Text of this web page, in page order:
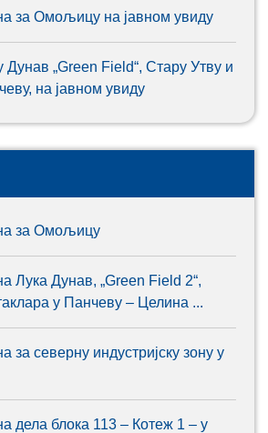
за Омољицу на јавном увиду
Дунав „Green Field“, Стару Утву и
на јавном увиду
за Омољицу
Лука Дунав, „Green Field 2“,
у Панчеву – Целина ...
за северну индустријску зону у
дела блока 113 – Котеж 1 – у